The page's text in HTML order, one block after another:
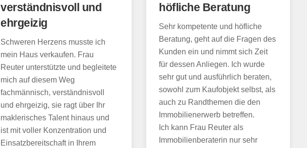
verständnisvoll und
ehrgeizig
Schweren Herzens musste ich
mein Haus verkaufen. Frau
Reuter unterstützte und begleitete
mich auf diesem Weg
fachmännisch, verständnisvoll
und ehrgeizig, sie ragt über Ihr
maklerisches Talent hinaus und
ist mit voller Konzentration und
Einsatzbereitschaft in Ihrem
höfliche Beratung
Sehr kompetente und höfliche
Beratung, geht auf die Fragen des
Kunden ein und nimmt sich Zeit
für dessen Anliegen. Ich wurde
sehr gut und ausführlich beraten,
sowohl zum Kaufobjekt selbst, als
auch zu Randthemen die den
Immobilienerwerb betreffen.
Ich kann Frau Reuter als
Immobilienberaterin nur sehr